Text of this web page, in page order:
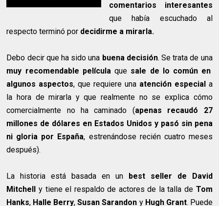
comentarios interesantes
que había escuchado al
respecto terminó por decidirme a mirarla.
Debo decir que ha sido una buena decisión. Se trata de una
muy recomendable películaque sale de lo común en
algunos aspectos, que requiere una atención especiala
la hora de mirarla y que realmente no se explica cómo
comercialmente no ha caminado (apenas recaudó 27
millones de dólares en Estados Unidos y pasó sin pena
ni gloria por España, estrenándose recién cuatro meses
después).
La historia está basada en un best seller de David
Mitchell y tiene el respaldo de actores de la talla de Tom
Hanks, Halle Berry,Susan Sarandon y Hugh Grant. Puede